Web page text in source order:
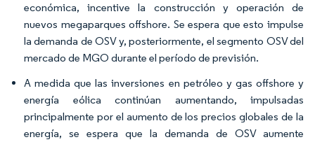
económica, incentive la construcción y operación de
nuevos megaparques offshore. Se espera que esto impulse
la demanda de OSV y, posteriormente, el segmento OSV del
mercado de MGO durante el período de previsión.
A medida que las inversiones en petróleo y gas offshore y
energía eólica continúan aumentando, impulsadas
principalmente por el aumento de los precios globales de la
energía, se espera que la demanda de OSV aumente